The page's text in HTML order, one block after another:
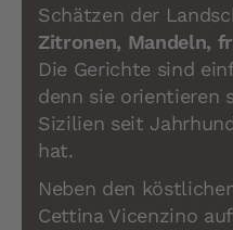
Schätzen der
Zitronen, Mandeln,
Die Gerichte sind
denn sie orientieren
Sizilien seit
hat.
Neben den
Cettina Vicenzino